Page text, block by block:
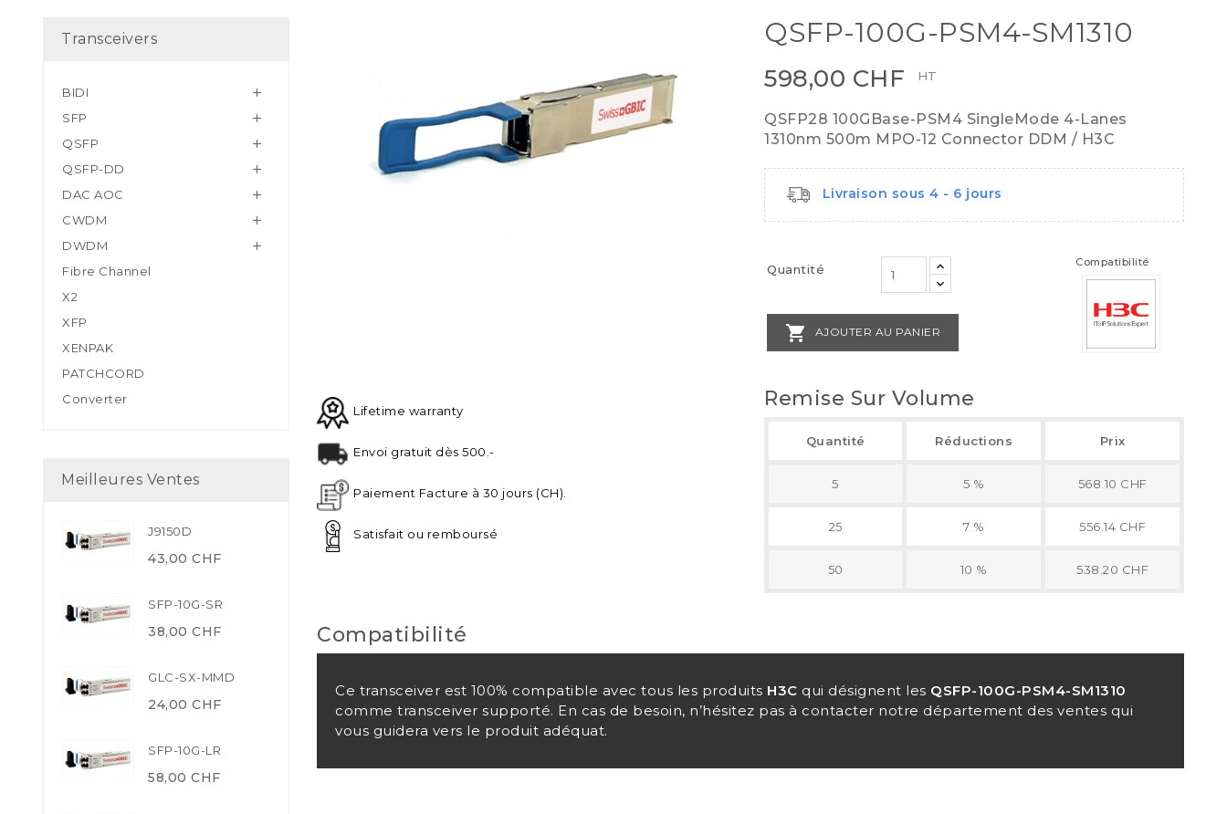
Transceivers
BIDI 
SFP 
QSFP 
QSFP-DD 
DAC AOC 
CWDM 
DWDM 
Fibre Channel
X2
XFP
XENPAK
PATCHCORD
Converter
Meilleures Ventes
J9150D
43,00 CHF
SFP-10G-SR
38,00 CHF
GLC-SX-MMD
24,00 CHF
SFP-10G-LR
58,00 CHF
QSFP-100G-PSM4-SM1310
598,00 CHF HT
QSFP28 100GBase-PSM4 SingleMode 4-Lanes
1310nm 500m MPO-12 Connector DDM / H3C
Livraison sous 4 - 6 jours
Quantité
 AJOUTER AU PANIER
Compatibilité
Lifetime warranty
Envoi gratuit dès 500.-
Paiement Facture à 30 jours (CH).
Satisfait ou remboursé
Remise Sur Volume
Quantité Réductions Prix
5 5 % 568.10 CHF
25 7 % 556.14 CHF
50 10 % 538.20 CHF
Compatibilité
Ce transceiver est 100% compatible avec tous les produits H3C qui désignent les QSFP-100G-PSM4-SM1310
comme transceiver supporté. En cas de besoin, n’hésitez pas à contacter notre département des ventes qui
vous guidera vers le produit adéquat.